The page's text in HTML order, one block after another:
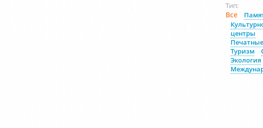
Тип:
Все
центры
Туризм
Экология